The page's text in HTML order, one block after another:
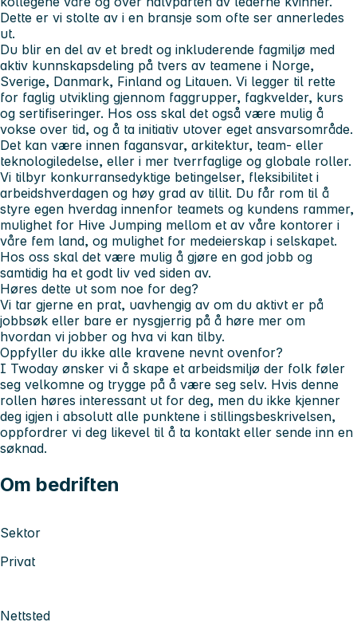
Dette er vi stolte av i en bransje som ofte ser annerledes
ut.
Du blir en del av et bredt og inkluderende fagmiljø med
aktiv kunnskapsdeling på tvers av teamene i Norge,
Sverige, Danmark, Finland og Litauen. Vi legger til rette
for faglig utvikling gjennom faggrupper, fagkvelder, kurs
og sertifiseringer. Hos oss skal det også være mulig å
vokse over tid, og å ta initiativ utover eget ansvarsområde.
Det kan være innen fagansvar, arkitektur, team- eller
teknologiledelse, eller i mer tverrfaglige og globale roller.
Vi tilbyr konkurransedyktige betingelser, fleksibilitet i
arbeidshverdagen og høy grad av tillit. Du får rom til å
styre egen hverdag innenfor teamets og kundens rammer,
mulighet for Hive Jumping mellom et av våre kontorer i
våre fem land, og mulighet for medeierskap i selskapet.
Hos oss skal det være mulig å gjøre en god jobb og
samtidig ha et godt liv ved siden av.
Høres dette ut som noe for deg?
Vi tar gjerne en prat, uavhengig av om du aktivt er på
jobbsøk eller bare er nysgjerrig på å høre mer om
hvordan vi jobber og hva vi kan tilby.
Oppfyller du ikke alle kravene nevnt ovenfor?
I Twoday ønsker vi å skape et arbeidsmiljø der folk føler
seg velkomne og trygge på å være seg selv. Hvis denne
rollen høres interessant ut for deg, men du ikke kjenner
deg igjen i absolutt alle punktene i stillingsbeskrivelsen,
oppfordrer vi deg likevel til å ta kontakt eller sende inn en
søknad.
Om bedriften
Sektor
Privat
Nettsted